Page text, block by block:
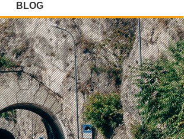
BLOG